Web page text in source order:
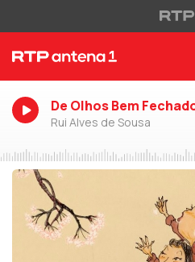
De Olhos Bem
Rui Alves de Sousa